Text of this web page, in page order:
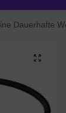
Weiche